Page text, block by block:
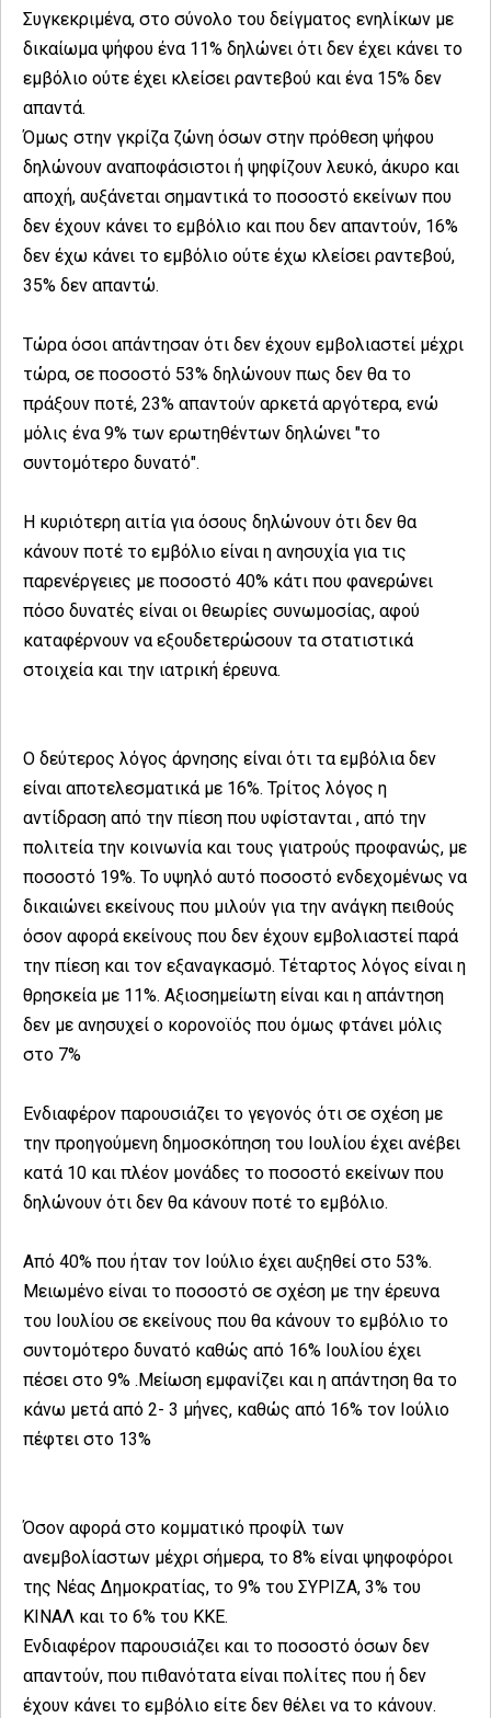
Συγκεκριμένα, στο σύνολο του δείγματος ενηλίκων με
δικαίωμα ψήφου ένα 11% δηλώνει ότι δεν έχει κάνει το
εμβόλιο ούτε έχει κλείσει ραντεβού και ένα 15% δεν
απαντά.
Όμως στην γκρίζα ζώνη όσων στην πρόθεση ψήφου
δηλώνουν αναποφάσιστοι ή ψηφίζουν λευκό, άκυρο και
αποχή, αυξάνεται σημαντικά το ποσοστό εκείνων που
δεν έχουν κάνει το εμβόλιο και που δεν απαντούν, 16%
δεν έχω κάνει το εμβόλιο ούτε έχω κλείσει ραντεβού,
35% δεν απαντώ.
Τώρα όσοι απάντησαν ότι δεν έχουν εμβολιαστεί μέχρι
τώρα, σε ποσοστό 53% δηλώνουν πως δεν θα το
πράξουν ποτέ, 23% απαντούν αρκετά αργότερα, ενώ
μόλις ένα 9% των ερωτηθέντων δηλώνει "το
συντομότερο δυνατό".
Η κυριότερη αιτία για όσους δηλώνουν ότι δεν θα
κάνουν ποτέ το εμβόλιο είναι η ανησυχία για τις
παρενέργειες με ποσοστό 40% κάτι που φανερώνει
πόσο δυνατές είναι οι θεωρίες συνωμοσίας, αφού
καταφέρνουν να εξουδετερώσουν τα στατιστικά
στοιχεία και την ιατρική έρευνα.
Ο δεύτερος λόγος άρνησης είναι ότι τα εμβόλια δεν
είναι αποτελεσματικά με 16%. Τρίτος λόγος η
αντίδραση από την πίεση που υφίστανται , από την
πολιτεία την κοινωνία και τους γιατρούς προφανώς, με
ποσοστό 19%. Το υψηλό αυτό ποσοστό ενδεχομένως να
δικαιώνει εκείνους που μιλούν για την ανάγκη πειθούς
όσον αφορά εκείνους που δεν έχουν εμβολιαστεί παρά
την πίεση και τον εξαναγκασμό. Τέταρτος λόγος είναι η
θρησκεία με 11%. Αξιοσημείωτη είναι και η απάντηση
δεν με ανησυχεί ο κορονοϊός που όμως φτάνει μόλις
στο 7%
Ενδιαφέρον παρουσιάζει το γεγονός ότι σε σχέση με
την προηγούμενη δημοσκόπηση του Ιουλίου έχει ανέβει
κατά 10 και πλέον μονάδες το ποσοστό εκείνων που
δηλώνουν ότι δεν θα κάνουν ποτέ το εμβόλιο.
Από 40% που ήταν τον Ιούλιο έχει αυξηθεί στο 53%.
Μειωμένο είναι το ποσοστό σε σχέση με την έρευνα
του Ιουλίου σε εκείνους που θα κάνουν το εμβόλιο το
συντομότερο δυνατό καθώς από 16% Ιουλίου έχει
πέσει στο 9% .Μείωση εμφανίζει και η απάντηση θα το
κάνω μετά από 2- 3 μήνες, καθώς από 16% τον Ιούλιο
πέφτει στο 13%
Όσον αφορά στο κομματικό προφίλ των
ανεμβολίαστων μέχρι σήμερα, το 8% είναι ψηφοφόροι
της Nέας Δημοκρατίας, το 9% του ΣΥΡΙΖΑ, 3% του
ΚΙΝΑΛ και το 6% του ΚΚΕ.
Ενδιαφέρον παρουσιάζει και το ποσοστό όσων δεν
απαντούν, που πιθανότατα είναι πολίτες που ή δεν
έχουν κάνει το εμβόλιο είτε δεν θέλει να το κάνουν.